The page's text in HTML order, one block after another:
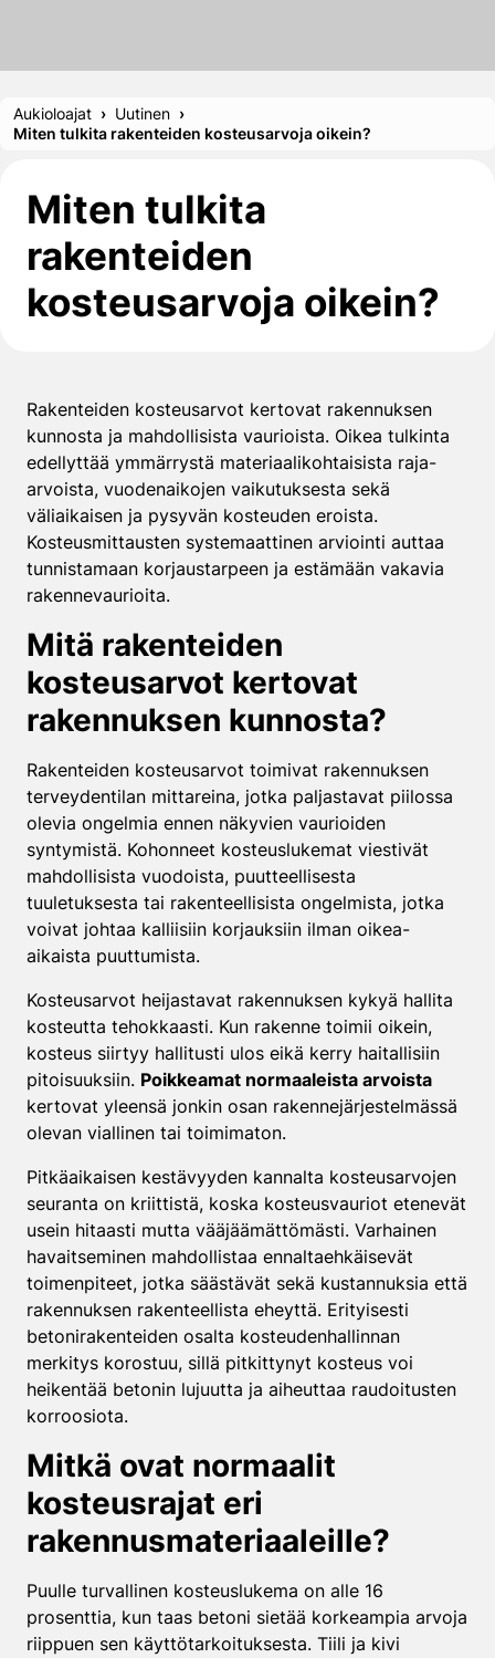
Aukioloajat
Uutinen
Miten tulkita rakenteiden kosteusarvoja oikein?
Miten tulkita
rakenteiden
kosteusarvoja oikein?
Rakenteiden kosteusarvot kertovat rakennuksen
kunnosta ja mahdollisista vaurioista. Oikea tulkinta
edellyttää ymmärrystä materiaalikohtaisista raja-
arvoista, vuodenaikojen vaikutuksesta sekä
väliaikaisen ja pysyvän kosteuden eroista.
Kosteusmittausten systemaattinen arviointi auttaa
tunnistamaan korjaustarpeen ja estämään vakavia
rakennevaurioita.
Mitä rakenteiden
kosteusarvot kertovat
rakennuksen kunnosta?
Rakenteiden kosteusarvot toimivat rakennuksen
terveydentilan mittareina, jotka paljastavat piilossa
olevia ongelmia ennen näkyvien vaurioiden
syntymistä. Kohonneet kosteuslukemat viestivät
mahdollisista vuodoista, puutteellisesta
tuuletuksesta tai rakenteellisista ongelmista, jotka
voivat johtaa kalliisiin korjauksiin ilman oikea-
aikaista puuttumista.
Kosteusarvot heijastavat rakennuksen kykyä hallita
kosteutta tehokkaasti. Kun rakenne toimii oikein,
kosteus siirtyy hallitusti ulos eikä kerry haitallisiin
pitoisuuksiin. Poikkeamat normaaleista arvoista
kertovat yleensä jonkin osan rakennejärjestelmässä
olevan viallinen tai toimimaton.
Pitkäaikaisen kestävyyden kannalta kosteusarvojen
seuranta on kriittistä, koska kosteusvauriot etenevät
usein hitaasti mutta vääjäämättömästi. Varhainen
havaitseminen mahdollistaa ennaltaehkäisevät
toimenpiteet, jotka säästävät sekä kustannuksia että
rakennuksen rakenteellista eheyttä. Erityisesti
betonirakenteiden osalta kosteudenhallinnan
merkitys korostuu, sillä pitkittynyt kosteus voi
heikentää betonin lujuutta ja aiheuttaa raudoitusten
korroosiota.
Mitkä ovat normaalit
kosteusrajat eri
rakennusmateriaaleille?
Puulle turvallinen kosteuslukema on alle 16
prosenttia, kun taas betoni sietää korkeampia arvoja
riippuen sen käyttötarkoituksesta. Tiili ja kivi